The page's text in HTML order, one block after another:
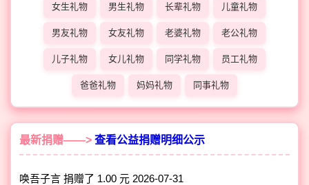
女生礼物 男生礼物 长辈礼物 儿童礼物
男友礼物 女友礼物 老婆礼物 老公礼物
儿子礼物 女儿礼物 同学礼物 员工礼物
爸爸礼物 妈妈礼物 同事礼物
最新捐赠——> 查看公益捐赠明细公示
唤吾子言 捐赠了 1.00 元 2026-07-31